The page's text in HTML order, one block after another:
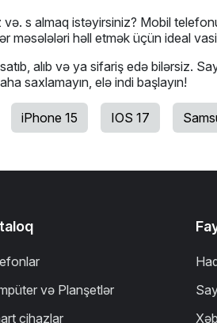
s almaq istəyirsiniz? Mobil telefonu
məsələləri həll etmək üçün ideal
alıb və ya sifariş edə bilərsiz.
saxlamayın, elə indi başlayın!
iPhone 15 IOS 17
və Planşetlər
cihazlar